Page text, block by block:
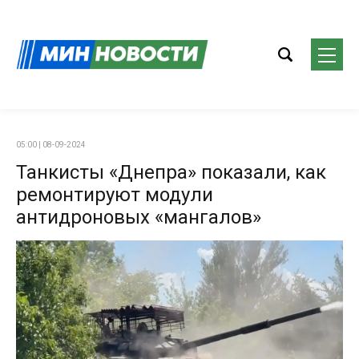
05:00 | 08-09-2024
Танкисты «Днепра» показали, как
ремонтируют модули
антидроновых «мангалов»